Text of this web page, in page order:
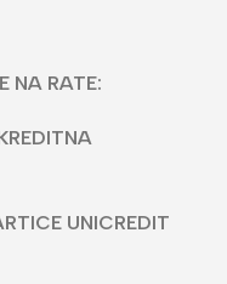
NA RATE:
UNICREDIT